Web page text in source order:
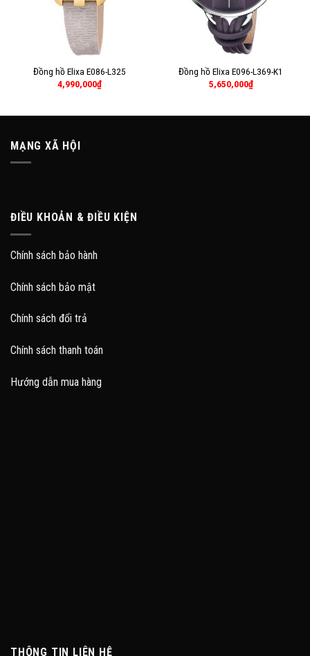
Đồng hồ Elixa E086-L325
4,990,000₫
Đồng hồ Elixa E096-L369-K1
5,650,000₫
MẠNG XÃ HỘI
ĐIỀU KHOẢN & ĐIỀU KIỆN
Chính sách bảo hành
Chính sách bảo mật
Chính sách đổi trả
Chính sách thanh toán
Hướng dẫn mua hàng
THÔNG TIN LIÊN HỆ